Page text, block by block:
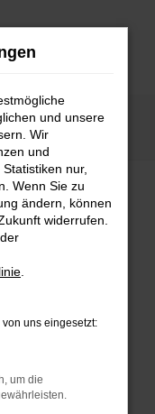
Suzuki Ignis
|
– IHR
und unsere
Wir
und
nur,
Wenn Sie zu
ändern, können
widerrufen.
uns eingesetzt:
um die